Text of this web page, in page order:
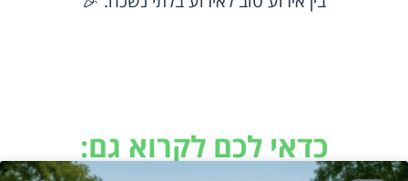
כדאי לכם לקרוא גם: